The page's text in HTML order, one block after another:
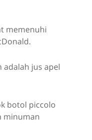
memenuhi
adalah jus apel
botol piccolo
minuman